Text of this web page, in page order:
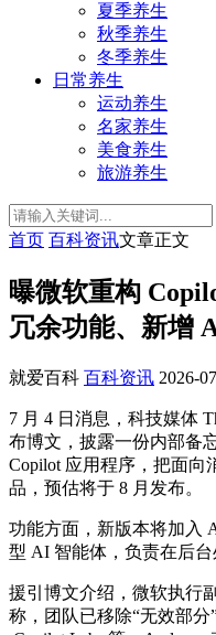
夏季养生
秋季养生
冬季养生
日常养生
运动养生
名家养生
美食养生
旅游养生
首页 百科资讯文章正文
曝微软重构
冗余功能、新增
就爱百科 百科资讯 2026-
7 月 4 日消息，科技媒体
布博文，披露一份内部备
Copilot 应用程序，把面向
品，预估将于 8 月发布。
功能方面，新版本将加入
型 AI 智能体，负责在后台
援引博文介绍，微软执行
称，团队已移除“无效部分